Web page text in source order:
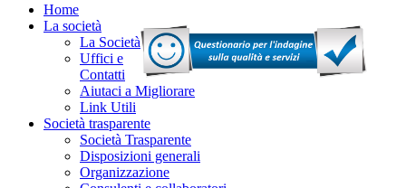
Home
La società
La Società
Uffici e
Contatti
Aiutaci a Migliorare
Link Utili
Società trasparente
Società Trasparente
Disposizioni generali
Organizzazione